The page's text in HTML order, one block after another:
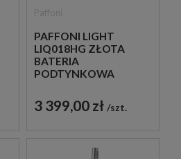
PAFFONI LIGHT
LIQ018HG ZŁOTA
BATERIA
PODTYNKOWA
DROŻNA
3 399,00 zł szt.